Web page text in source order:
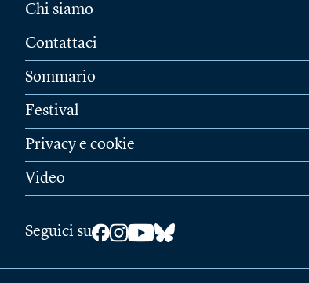
Chi siamo
Contattaci
Sommario
Festival
Privacy e cookie
Video
Seguici su